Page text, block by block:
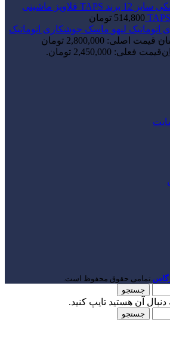
قلاویز ماشینی
514,800 تومان
ماسک جوشکاری اتوماتیک
قیمت اصلی: 2,800,000 تومان
قیمت فعلی: 2,450,000 تومان.
.تمامی حقوق محفوظ است.
جستجو
آن هستید تایپ کنید.
جستجو